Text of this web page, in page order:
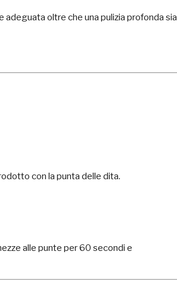
oltre che una pulizia profonda sia
con la punta delle dita.
alle punte per 60 secondi e